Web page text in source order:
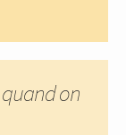
quand on